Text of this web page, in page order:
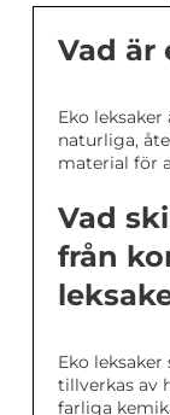
Vad är
Eko
naturliga,
material för
Vad
från
Eko
tillverkas av
farliga